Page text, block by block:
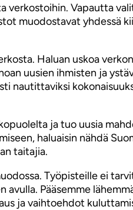
Vapautta
muodostavat yhdessä
Haluan uskoa
uusien ihmisten ja
nautittaviksi
ja tuo uusia
haluaisin nähdä
taitajia.
Työpisteille ei
Pääsemme
ja vaihtoehdot